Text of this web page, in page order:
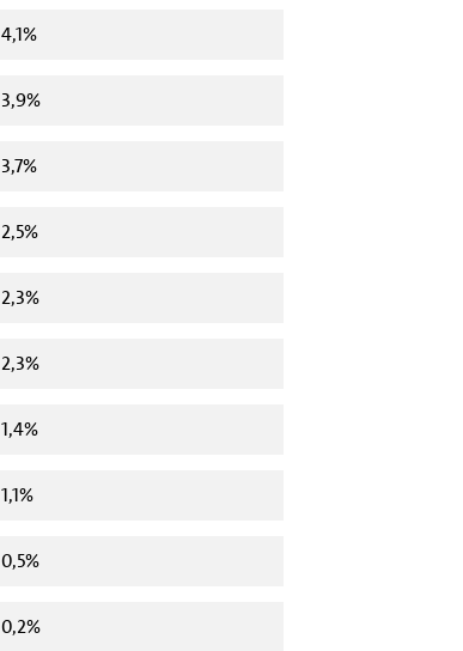
4,1%
3,9%
3,7%
2,5%
2,3%
2,3%
1,4%
1,1%
0,5%
0,2%